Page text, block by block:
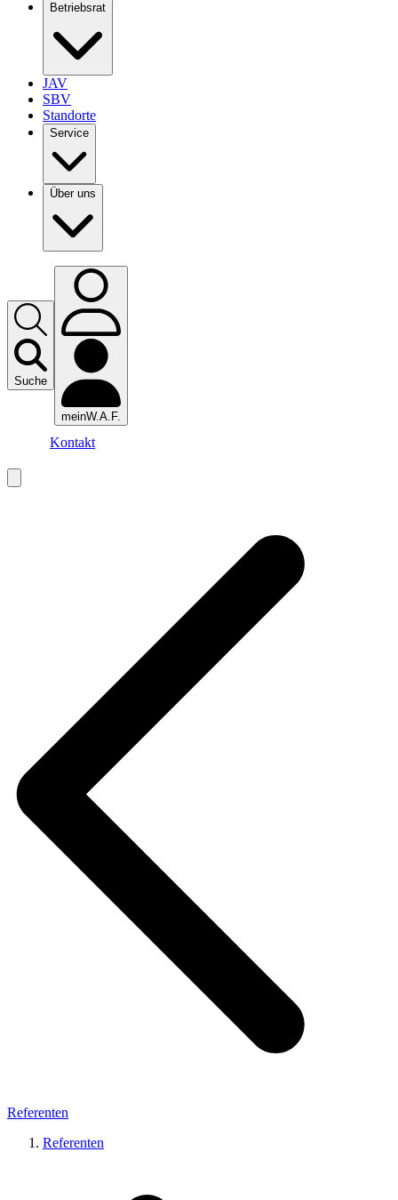
Betriebsrat
JAV
SBV
Standorte
Service
Über uns
Suche
meinW.A.F.
Kontakt
Referenten
Referenten